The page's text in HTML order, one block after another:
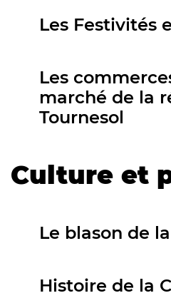
Les Festivités
Les
marché de la
Tournesol
Culture et
Le blason de
Histoire de la